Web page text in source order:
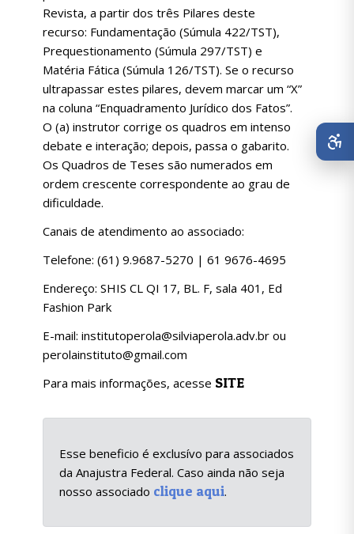
Revista, a partir dos três Pilares deste
recurso: Fundamentação (Súmula 422/TST),
Prequestionamento (Súmula 297/TST) e
Matéria Fática (Súmula 126/TST). Se o recurso
ultrapassar estes pilares, devem marcar um “X”
na coluna “Enquadramento Jurídico dos Fatos”.
O (a) instrutor corrige os quadros em intenso
debate e interação; depois, passa o gabarito.
Os Quadros de Teses são numerados em
ordem crescente correspondente ao grau de
dificuldade.
Canais de atendimento ao associado:
Telefone: (61) 9.9687-5270 | 61 9676-4695
Endereço: SHIS CL QI 17, BL. F, sala 401, Ed
Fashion Park
E-mail: institutoperola@silviaperola.adv.br ou
perolainstituto@gmail.com
Para mais informações, acesse SITE
Esse beneficio é exclusívo para associados
da Anajustra Federal. Caso ainda não seja
nosso associado clique aqui.